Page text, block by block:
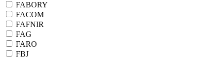
FABORY
FACOM
FAFNIR
FAG
FARO
FBJ